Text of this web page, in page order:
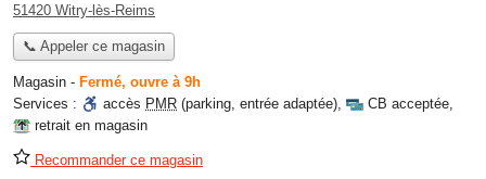
51420 Witry-lès-Reims
📞 Appeler ce magasin
Magasin - Fermé, ouvre à 9h
Services :
accès PMR (parking, entrée adaptée), CB acceptée,
retrait en magasin
Recommander ce magasin